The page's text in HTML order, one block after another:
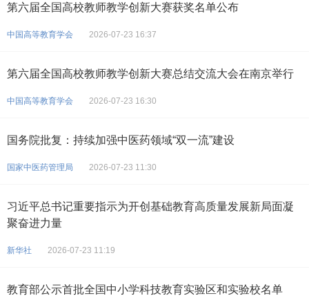
第六届全国高校教师教学创新大赛获奖名单公布
中国高等教育学会 2026-07-23 16:37
第六届全国高校教师教学创新大赛总结交流大会在南京举行
中国高等教育学会 2026-07-23 16:30
国务院批复：持续加强中医药领域“双一流”建设
国家中医药管理局 2026-07-23 11:30
习近平总书记重要指示为开创基础教育高质量发展新局面凝
聚奋进力量
新华社 2026-07-23 11:19
教育部公示首批全国中小学科技教育实验区和实验校名单